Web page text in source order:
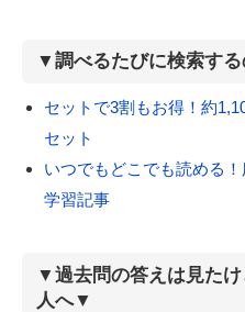
▼調べるたびに検索す
セットで3割もお得！約
セット
いつでもどこでも読める
学習記事
▼過去問の答えは見た
人へ▼